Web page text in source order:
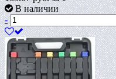
В наличии
-